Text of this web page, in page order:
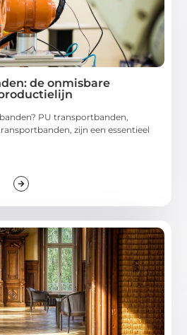
de onmisbare
PU transportbanden,
zijn een essentieel